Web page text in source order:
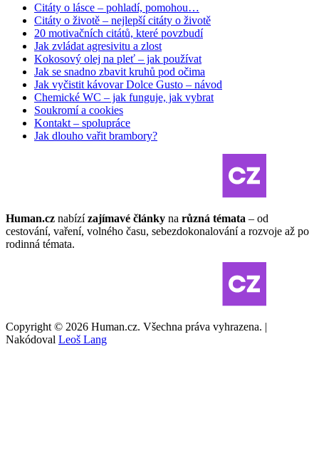
Citáty o lásce – pohladí, pomohou…
Citáty o životě – nejlepší citáty o životě
20 motivačních citátů, které povzbudí
Jak zvládat agresivitu a zlost
Kokosový olej na pleť – jak používat
Jak se snadno zbavit kruhů pod očima
Jak vyčistit kávovar Dolce Gusto – návod
Chemické WC – jak funguje, jak vybrat
Soukromí a cookies
Kontakt – spolupráce
Jak dlouho vařit brambory?
Human.cz nabízízajímavé články na různá témata – od
cestování, vaření, volného času, sebezdokonalování a rozvoje až po
rodinná témata.
Copyright © 2026 Human.cz. Všechna práva vyhrazena. |
Nakódoval Leoš Lang